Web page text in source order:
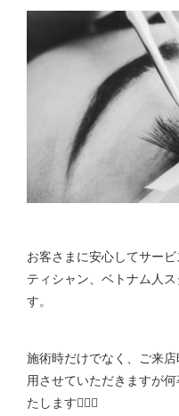
お客さまに安心してサー
ティシャン、ベトナム人
す。
施術時だけでなく、ご来
用させていただきますが
たします🙇🏻‍♀️